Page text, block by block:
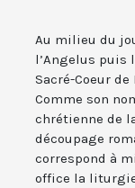
Au milieu du
l’Angelus puis
Sacré-Coeur
Comme son
chrétienne de
découpage
correspond à
office la